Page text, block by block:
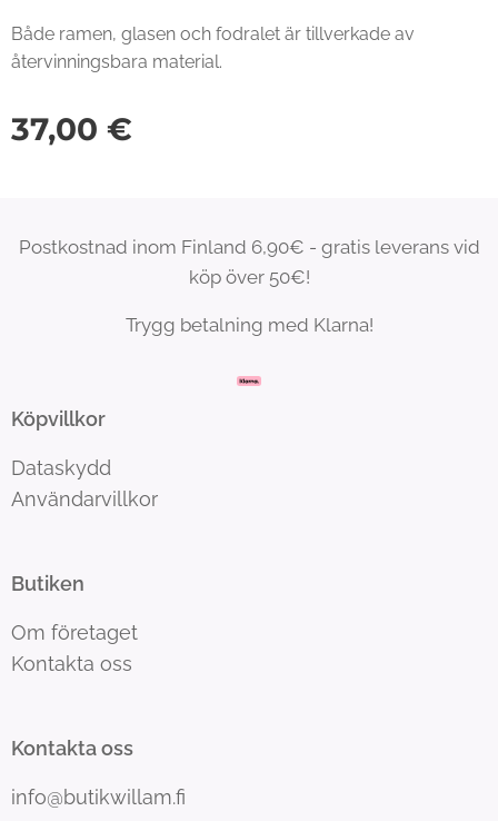
Både ramen, glasen och fodralet är tillverkade av
återvinningsbara material.
37,00 €
Postkostnad inom Finland 6,90€ - gratis leverans vid
köp över 50€!
Trygg betalning med Klarna!
Köpvillkor
Dataskydd
Användarvillkor
Butiken
Om företaget
Kontakta oss
Kontakta oss
info@butikwillam.fi